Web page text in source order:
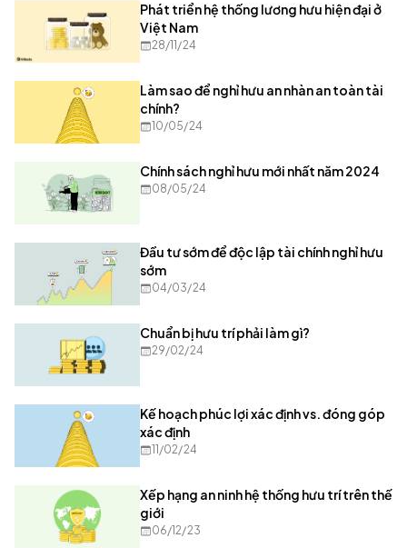
Phát triển hệ thống lương hưu hiện đại ở
Việt Nam
28/11/24
Làm sao để nghỉ hưu an nhàn an toàn tài
chính?
10/05/24
Chính sách nghỉ hưu mới nhất năm 2024
08/05/24
Đầu tư sớm để độc lập tài chính nghỉ hưu
sớm
04/03/24
Chuẩn bị hưu trí phải làm gì?
29/02/24
Kế hoạch phúc lợi xác định vs. đóng góp
xác định
11/02/24
Xếp hạng an ninh hệ thống hưu trí trên thế
giới
06/12/23